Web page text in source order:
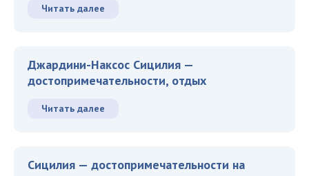
Читать далее
Джардини-Наксос Сицилия —
достопримечательности, отдых
Читать далее
Сицилия — достопримечательности на